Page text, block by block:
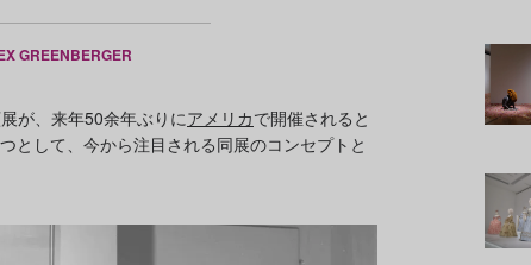
GREENBERGER
が、来年50余年ぶりにアメリカで開催されると
として、今から注目される同展のコンセプトと